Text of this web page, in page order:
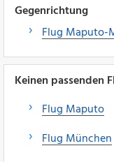
Gegenrichtung
Flug Maputo-
Keinen passenden
Flug Maputo
Flug München